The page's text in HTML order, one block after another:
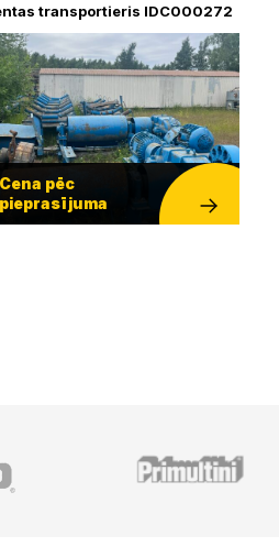
transportieris IDC000272
Cena pēc
pieprasījuma